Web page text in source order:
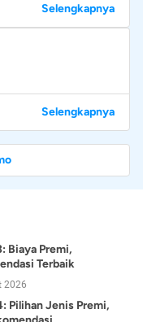
Selengkapnya
Selengkapnya
Biaya Premi,
Terbaik
2026
Pilihan Jenis Premi,